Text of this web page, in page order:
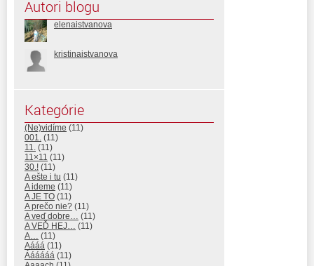
Autori blogu
elenaistvanova
kristinaistvanova
Kategórie
(Ne)vidíme (11)
001.
(11)
11.
(11)
11×11 (11)
30.! (11)
A ešte i tu (11)
A ideme (11)
A JE TO (11)
A prečo nie? (11)
A veď dobre…
(11)
A VEĎ HEJ…
(11)
A…
(11)
Aááá (11)
Áááááá (11)